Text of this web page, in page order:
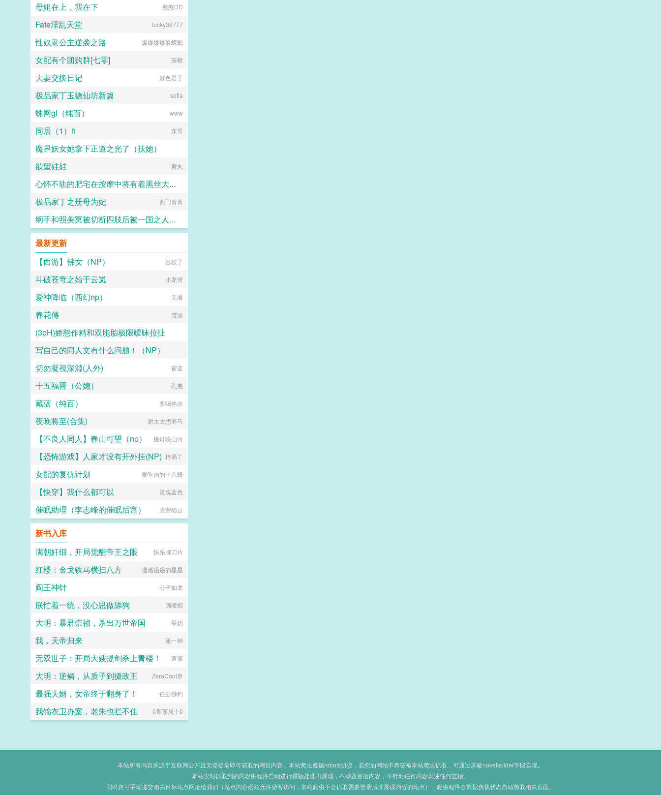
母姐在上，我在下 憨憨DD
Fate淫乱天堂 lucky36777
性奴隶公主逆袭之路 爆爆爆爆暴蝾螈
女配有个团购群[七零] 茶檀
夫妻交换日记 好色君子
极品家丁玉德仙坊新篇 sofia
蛛网gl（纯百） www
同居（1）h 东哥
魔界妖女她拿下正道之光了（扶她）
阿蒙贝尔
欲望娃娃 蜜丸
心怀不轨的肥宅在按摩中将有着黑丝大蜜臀的月下催眠爆成性常识化专属肉便器
黃泉
极品家丁之册母为妃 西门菁菁
纲手和照美冥被切断四肢后被一国之人轮奸生出无数的小母狗然后被做成人体喷泉和装酒肉壶
最新更新
【西游】佛女（NP）
荔枝子
斗破苍穹之始于云岚 小龙哥
爱神降临（西幻np） 无餍
春花傳 澄渝
(3pH)娇憨作精和双胞胎极限暧昧拉扯
吉光片羽小流星
写自己的同人文有什么问题！（NP）
柏拉图之壁
切勿凝視深淵(人外) 窗蓝
十五福晋（公媳） 孔羌
藏蓝（纯百） 多喝热水
夜晚将至(合集) 谢太太想养马
【不良人同人】春山可望（np） 挑灯映山河
【恐怖游戏】人家才没有开外挂(NP) 梓易丫
女配的复仇计划 爱吃肉的十八酱
【快穿】我什么都可以 灵魂蓝色
催眠助理（李志峰的催眠后宫） 克劳德云
新书入库
满朝奸细，开局觉醒帝王之眼
快乐牌刀片
红楼：金戈铁马横扫八方 邋邋遢遢的星星
阎王神针 公子如龙
朕忙着一统，没心思做舔狗 画凌烟
大明：暴君崇祯，杀出万世帝国 晕奶
我，天帝归来 第一神
无双世子：开局大嫂提剑杀上青楼！ 宫紫
大明：逆鳞，从质子到摄政王 ZeroCool章
最强夫婿，女帝终于翻身了！ 任公独钓
我锦衣卫办案，老朱也拦不住 0青莲居士0
本站所有内容来源于互联网公开且无需登录即可获取的网页内容，本站爬虫遵循robots协议，若您的网站不希望被本站爬虫抓取，可通过屏蔽novelspider字段实现。
本站仅对抓取到的内容由程序自动进行排版处理再展现，不涉及更改内容，不针对任何内容表述任何立场。
同时您可手动提交相关目标站点网址给我们（站点内容必须允许游客访问，本站爬虫不会抓取需要登录后才展现内容的站点），爬虫程序会依据负载状态自动爬取相关页面。